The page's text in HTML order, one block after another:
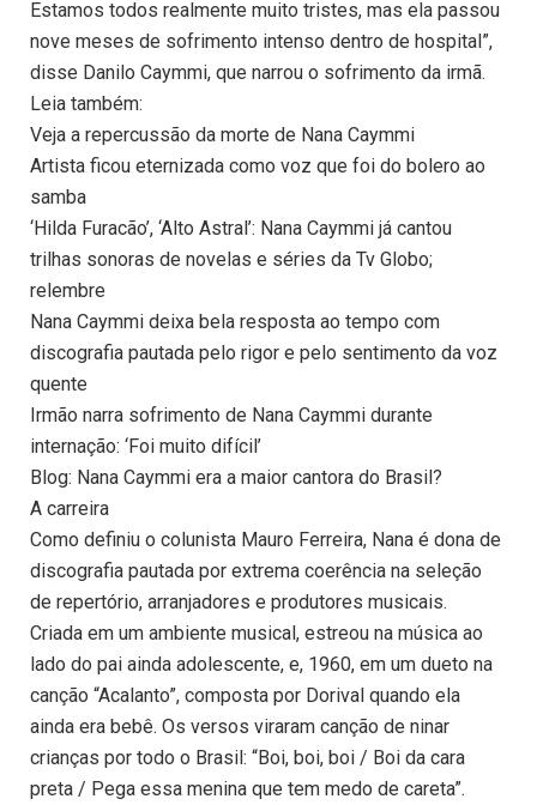
Estamos todos realmente muito tristes, mas ela passou
nove meses de sofrimento intenso dentro de hospital”,
disse Danilo Caymmi, que narrou o sofrimento da irmã.
Leia também:
Veja a repercussão da morte de Nana Caymmi
Artista ficou eternizada como voz que foi do bolero ao
samba
‘Hilda Furacão’, ‘Alto Astral’: Nana Caymmi já cantou
trilhas sonoras de novelas e séries da Tv Globo;
relembre
Nana Caymmi deixa bela resposta ao tempo com
discografia pautada pelo rigor e pelo sentimento da voz
quente
Irmão narra sofrimento de Nana Caymmi durante
internação: ‘Foi muito difícil’
Blog: Nana Caymmi era a maior cantora do Brasil?
A carreira
Como definiu o colunista Mauro Ferreira, Nana é dona de
discografia pautada por extrema coerência na seleção
de repertório, arranjadores e produtores musicais.
Criada em um ambiente musical, estreou na música ao
lado do pai ainda adolescente, e, 1960, em um dueto na
canção “Acalanto”, composta por Dorival quando ela
ainda era bebê. Os versos viraram canção de ninar
crianças por todo o Brasil: “Boi, boi, boi / Boi da cara
preta / Pega essa menina que tem medo de careta”.